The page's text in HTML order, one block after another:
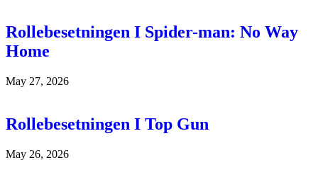
Rollebesetningen I Spider-man: No Way
Home
May 27, 2026
Rollebesetningen I Top Gun
May 26, 2026